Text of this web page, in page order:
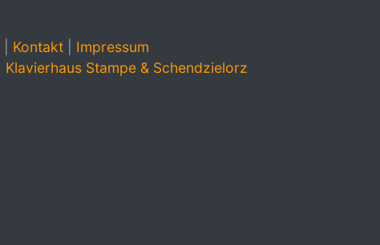
Kontakt| Impressum
Klavierhaus Stampe & Schendzielorz